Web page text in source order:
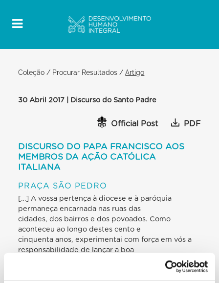
Coleção / Procurar Resultados /Artigo
30 Abril 2017 | Discurso do Santo Padre
Official Post PDF
DISCURSO DO PAPA FRANCISCO AOS
MEMBROS DA AÇÃO CATÓLICA
ITALIANA
PRAÇA SÃO PEDRO
[…] A vossa pertença à diocese e à paróquia
permaneça encarnada nas ruas das
cidades, dos bairros e dos povoados. Como
aconteceu ao longo destes cento e
cinquenta anos, experimentai com força em vós a
responsabilidade de lançar a boa
semente do Evangelho na vida do mundo, através